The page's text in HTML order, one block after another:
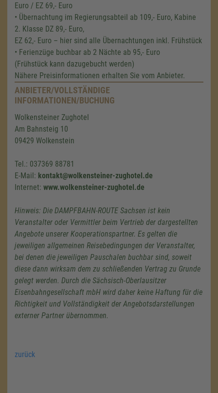
Euro / EZ 69,- Euro
• Übernachtung im Regierungsabteil ab 109,- Euro, Kabine
2. Klasse DZ 89,- Euro,
EZ 62,- Euro – hier sind alle Übernachtungen inkl. Frühstück
• Ferienzüge buchbar ab 2 Nächte ab 95,- Euro
(Frühstück kann dazugebucht werden)
Nähere Preisinformationen erhalten Sie vom Anbieter.
ANBIETER/VOLLSTÄNDIGE
INFORMATIONEN/BUCHUNG
Wolkensteiner Zughotel
Am Bahnsteig 10
09429 Wolkenstein
Tel.: 037369 88781
E-Mail: kontakt@wolkensteiner-zughotel.de
Internet: www.wolkensteiner-zughotel.de
Hinweis: Die DAMPFBAHN-ROUTE Sachsen ist kein
Veranstalter oder Vermittler beim Vertrieb der dargestellten
Angebote unserer Kooperationspartner. Es gelten die
jeweiligen allgemeinen Reisebedingungen der Veranstalter,
bei denen die jeweiligen Pauschalen buchbar sind, soweit
diese dann wirksam dem zu schließenden Vertrag zu Grunde
gelegt werden. Durch die Sächsisch-Oberlausitzer
Eisenbahngesellschaft mbH wird daher keine Haftung für die
Richtigkeit und Vollständigkeit der Angebotsdarstellungen
externer Partner übernommen.
zurück